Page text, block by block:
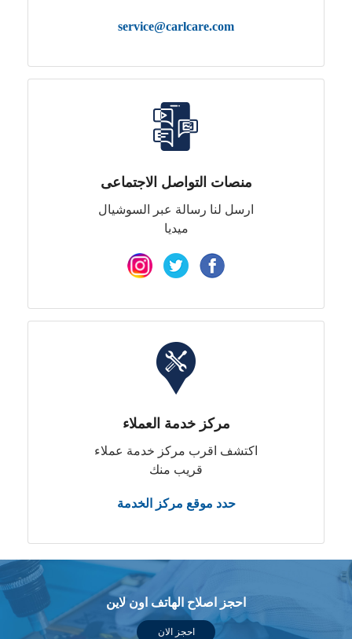
service@carlcare.com
منصات التواصل الاجتماعى
ارسل لنا رسالة عبر السوشيال
ميديا
مركز خدمة العملاء
اكتشف اقرب مركز خدمة عملاء
قريب منك
حدد موقع مركز الخدمة
احجز اصلاح الهاتف اون لاين
احجز الان